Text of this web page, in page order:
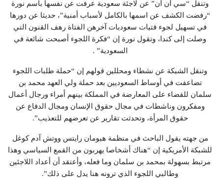
وتنقل “سي أن أن” عن لاجئة سعودية عرفت عن نفسها باسم نورة
“رفضت الكشف عن اسمها بالكامل لأسباب أمنية”، حديثا عن دورها
في تسهيل لجوء فتيات سعوديات آخرهن الفتاة رهف القنون التي
وصلت إلى كندا، وتقول نورة إن “فكرة اللجوء أصبحت شائعة في
السعودية” .
وتنقل الشبكة عن نشطاء ومحللين قولهم إن “حملة طلبات اللجوء
تضاعفت في أوساط السعوديين بعد حملة ولي العهد محمد بن
سلمان للقضاء على المعارضة في المملكة بينهم أمراء ورجال أعمال
ومفكرون وناشطات في مجال حقوق الإنسان ومجال الدفاع عن
حقوق المرأة، وتحدثت تقارير عن تعرضهم للتعذيب”.
من جهته يقول الباحث في منظمة هيومان رايتس ووتش آدم كوغل
للشبكة الأمريكية إن “هناك أشخاصا يهربون من القمع السياسي وهذا
مرتبط بسهولة بمحمد بن سلمان وما فعله، وأعتقد أن أعداد اللاجئين
وطالبي اللجوء الذي ترونه هنا يدل على ذلك”.